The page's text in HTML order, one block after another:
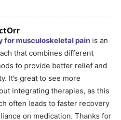
for musculoskeletal pain is an
that combines different
to provide better relief and
It’s great to see more
integrating therapies, as this
often leads to faster recovery
on medication. Thanks for